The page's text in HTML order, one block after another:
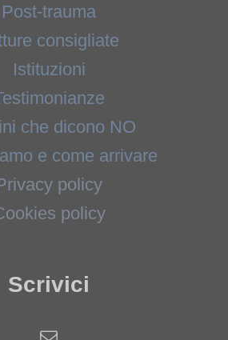
Post-trauma
consigliate
Istituzioni
che dicono NO
e come arrivare
policy
policy
Scrivici